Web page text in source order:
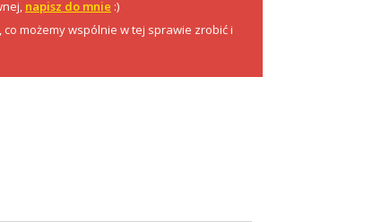
napisz do mnie :)
możemy wspólnie w tej sprawie zrobić i